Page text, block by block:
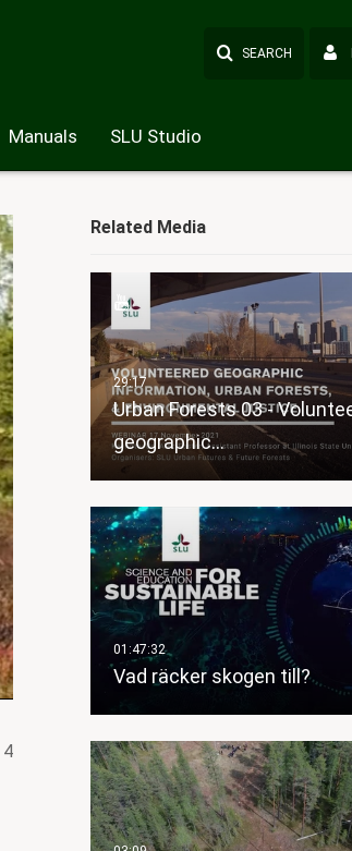
SEARCH
Manuals SLU Studio
4
Related Media
Urban Forests 03 -
geographic…
Vad räcker skogen till?